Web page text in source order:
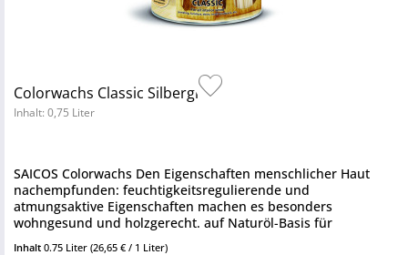
Colorwachs Classic Silbergrau
Inhalt: 0,75 Liter
SAICOS Colorwachs Den Eigenschaften menschlicher Haut
nachempfunden: feuchtigkeitsregulierende und
atmungsaktive Eigenschaften machen es besonders
wohngesund und holzgerecht. auf Naturöl-Basis für
Innenhölzer oxidativ trocknend Saicos...
Inhalt 0.75 Liter (26,65 € / 1 Liter)